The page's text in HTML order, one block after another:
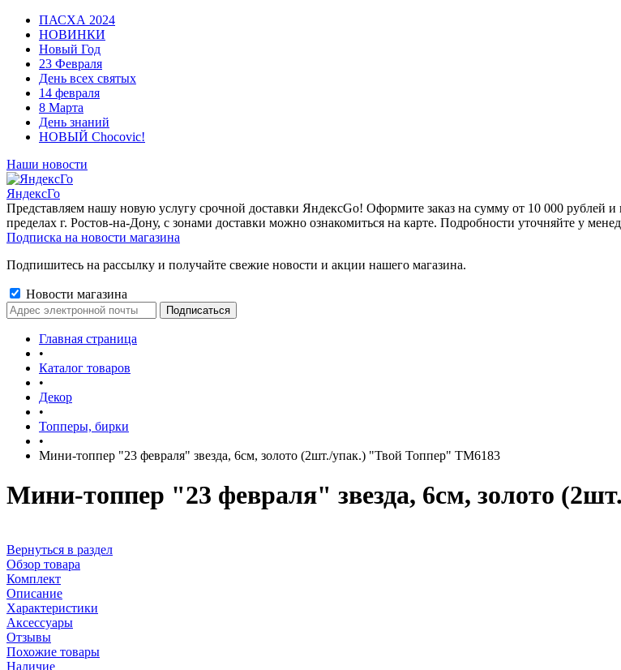
ПАСХА 2024
НОВИНКИ
Новый Год
23 Февраля
День всех святых
14 февраля
8 Марта
День знаний
НОВЫЙ Chocovic!
Наши новости
ЯндексГо
Представляем нашу новую услугу срочной доставки ЯндексGo! Оформите заказ на сумму от 10 000 рублей
пределах г. Ростов-на-Дону, с зонами доставки можно ознакомиться на карте. Подробности уточняйте у
Подписка на новости магазина
Подпишитесь на рассылку и получайте свежие новости и акции нашего магазина.
Новости магазина
Главная страница
•
Каталог товаров
•
Декор
•
Топперы, бирки
•
Мини-топпер "23 февраля" звезда, 6см, золото (2шт./упак.) "Твой Топпер" ТМ6183
Мини-топпер "23 февраля" звезда, 6см, золото
Вернуться в раздел
Обзор товара
Комплект
Описание
Характеристики
Аксессуары
Отзывы
Похожие товары
Наличие